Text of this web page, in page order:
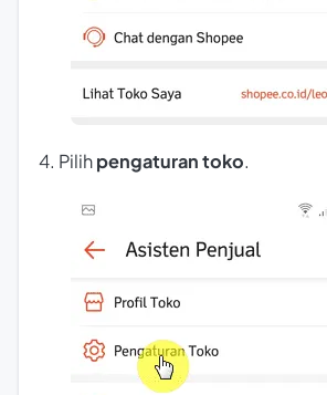
4. Pilihpengaturan toko.